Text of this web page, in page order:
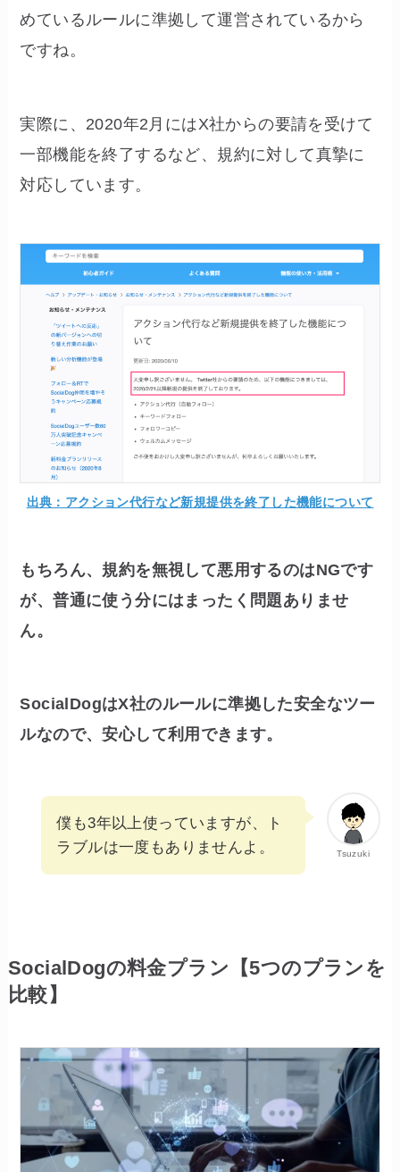
めているルールに準拠して運営されているから
ですね。
実際に、2020年2月にはX社からの要請を受けて
一部機能を終了するなど、規約に対して真摯に
対応しています。
出典：アクション代行など新規提供を終了した機能について
もちろん、規約を無視して悪用するのはNGです
が、普通に使う分にはまったく問題ありませ
ん。
SocialDogはX社のルールに準拠した安全なツー
ルなので、安心して利用できます。
Tsuzuki
僕も3年以上使っていますが、ト
ラブルは一度もありませんよ。
SocialDogの料金プラン【5つのプランを
比較】